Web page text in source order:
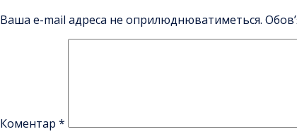
Ваша e-mail адреса не оприлюднюватиметься.
Коментар *